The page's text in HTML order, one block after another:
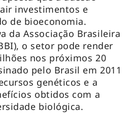
investimentos e
de bioeconomia.
da Associação Brasileira
o setor pode render
nos próximos 20
pelo Brasil em 2011
genéticos e a
obtidos com a
biológica.